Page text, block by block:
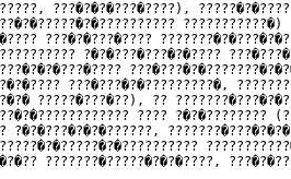
???�?�?�???�????),
???�?�???�????
?�?�???�???�?�????
???�???�?�?????????�,
?????�???�??), ??
???? ?�?�????????
?�?�???�?�?�??????,
???????�?????�?�?�????,